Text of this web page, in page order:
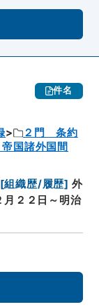
件名
２門 条約
国諸外国間
[組織歴/履歴] 外
月２２日～明治